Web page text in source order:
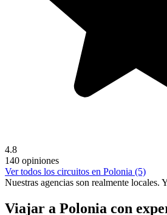
4.8
140 opiniones
Ver todos los circuitos en Polonia (5)
Nuestras agencias son realmente locales.
Viajar a Polonia con